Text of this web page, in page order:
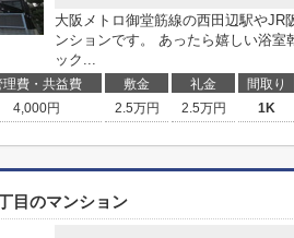
大阪メトロ御堂筋線の西田辺駅やJR
ンションです。 あったら嬉しい浴室
ック...
理費・共益費 敷金 礼金 間取り
4,000円 2.5万円 2.5万円 1K
目のマンション